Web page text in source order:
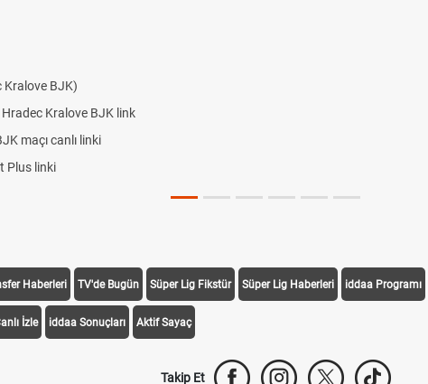
Kralove BJK)
Kralove BJK link
maçı canlı linki
Plus linki
Haberleri TV'de Bugün Süper Lig Fikstür Süper Lig Haberleri iddaa Programı
İzle iddaa Sonuçları Aktif Sayaç
Takip Et